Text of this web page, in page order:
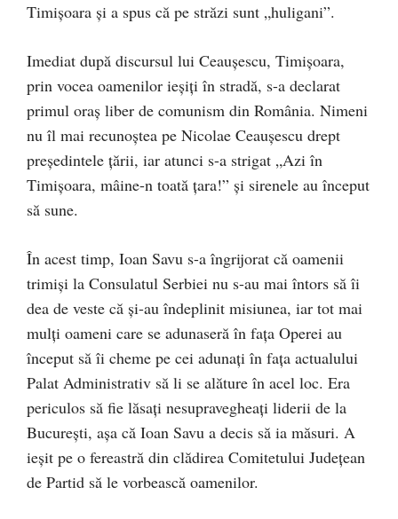
Timișoara și a spus că pe străzi sunt „huligani”.
Imediat după discursul lui Ceaușescu, Timișoara,
prin vocea oamenilor ieșiți în stradă, s-a declarat
primul oraș liber de comunism din România. Nimeni
nu îl mai recunoștea pe Nicolae Ceaușescu drept
președintele țării, iar atunci s-a strigat „Azi în
Timișoara, mâine-n toată țara!” și sirenele au început
să sune.
În acest timp, Ioan Savu s-a îngrijorat că oamenii
trimiși la Consulatul Serbiei nu s-au mai întors să îi
dea de veste că și-au îndeplinit misiunea, iar tot mai
mulți oameni care se adunaseră în fața Operei au
început să îi cheme pe cei adunați în fața actualului
Palat Administrativ să li se alăture în acel loc. Era
periculos să fie lăsați nesupravegheați liderii de la
București, așa că Ioan Savu a decis să ia măsuri. A
ieșit pe o fereastră din clădirea Comitetului Județean
de Partid să le vorbească oamenilor.